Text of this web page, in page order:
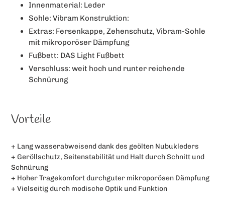
Innenmaterial: Leder
Sohle: Vibram Konstruktion:
Extras: Fersenkappe, Zehenschutz, Vibram-Sohle
mit mikroporöser Dämpfung
Fußbett: DAS Light Fußbett
Verschluss: weit hoch und runter reichende
Schnürung
Vorteile
+ Lang wasserabweisend dank des geölten Nubukleders
+ Geröllschutz, Seitenstabilität und Halt durch Schnitt und
Schnürung
+ Hoher Tragekomfort durchguter mikroporösen Dämpfung
+ Vielseitig durch modische Optik und Funktion